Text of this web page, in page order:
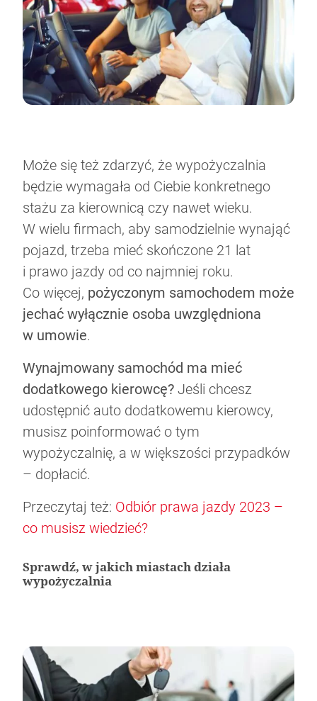
Może się też zdarzyć, że wypożyczalnia
będzie wymagała od Ciebie konkretnego
stażu za kierownicą czy nawet wieku.
W wielu firmach, aby samodzielnie wynająć
pojazd, trzeba mieć skończone 21 lat
i prawo jazdy od co najmniej roku.
Co więcej, pożyczonym samochodem może
jechać wyłącznie osoba uwzględniona
w umowie.
Wynajmowany samochód ma mieć
dodatkowego kierowcę? Jeśli chcesz
udostępnić auto dodatkowemu kierowcy,
musisz poinformować o tym
wypożyczalnię, a w większości przypadków
– dopłacić.
Przeczytaj też: Odbiór prawa jazdy 2023 –
co musisz wiedzieć?
Sprawdź, w jakich miastach działa
wypożyczalnia